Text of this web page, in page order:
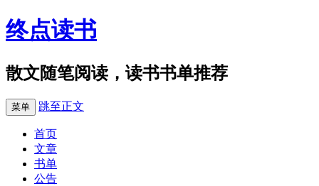
终点读书
散文随笔阅读，读书书单推荐
菜单 跳至正文
首页
文章
书单
公告